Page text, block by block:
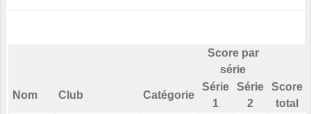
Score par
série
Nom Club Catégorie
Série
1
Série
2
Score
total